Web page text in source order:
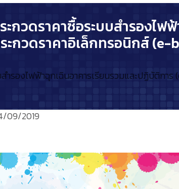
ะกวดราคาซื้อระบบสำรองไ
ะกวดราคาอิเล็กทรอนิกส์
ำรองไฟฟ้าฉุกเฉินอาคารเรียนรวมและปฏิบัติก
09/2019